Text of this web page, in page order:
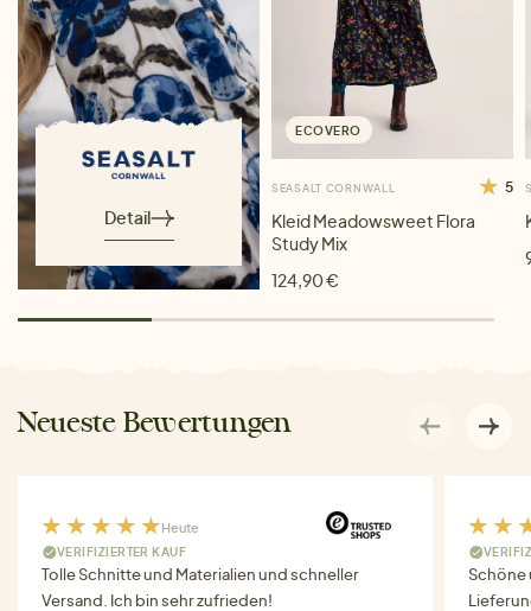
Detail
ECOVERO
SEASALT CORNWALL 5
Kleid Meadowsweet Flora
Study Mix
124,90 €
Neueste Bewertungen
Heute
VERIFIZIERTER KAUF
Tolle Schnitte und Materialien und schneller
Versand. Ich bin sehr zufrieden!
Schöne